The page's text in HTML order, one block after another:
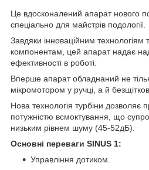
Це вдосконалений апарат нового
спеціально для майстрів подології.
Завдяки інноваційним технологіям
компонентам, цей апарат надає
ефективності в роботі.
Вперше апарат обладнаний не
мікромотором у ручці, а й
Нова технологія турбіни дозволяє
потужністю всмоктування, що
низьким рівнем шуму (45-52дБ).
Основні переваги SINUS 1:
Управління дотиком.